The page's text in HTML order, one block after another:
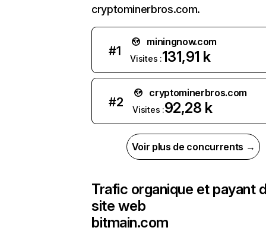
cryptominerbros.com.
#1
miningnow.com
Visites :131,91 k
#2
cryptominerbros.com
Visites :92,28 k
Voir plus de concurrents →
Trafic organique et payant
site web
bitmain.com